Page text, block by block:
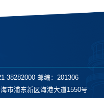
38282000 邮编：201306
市浦东新区海港大道1550号